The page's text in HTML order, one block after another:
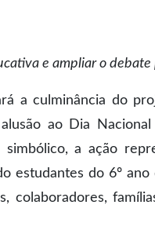
e ampliar o debate
a culminância do
ao Dia
a ação
estudantes do 6º ano
colaboradores,